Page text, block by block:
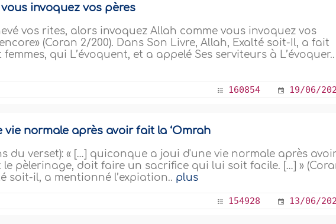
invoquez vos pères
vos rites, alors invoquez Allah comme vous invoquez vos
(Coran 2/200). Dans Son Livre, Allah, Exalté soit-Il, a fait
femmes, qui L’évoquent, et a appelé Ses serviteurs à L’évoquer..
160854 19/06/
normale après avoir fait la ‘Omrah
du verset): « […] quiconque a joui d'une vie normale après avoir
pèlerinage, doit faire un sacrifice qui lui soit facile. […] »
soit-il, a mentionné l’expiation.. plus
154928 13/06/